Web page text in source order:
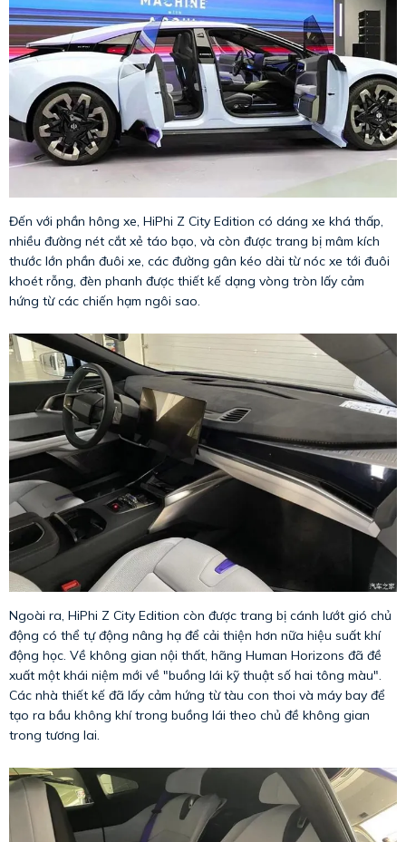
Đến với phần hông xe, HiPhi Z City Edition có dáng xe khá thấp,
nhiều đường nét cắt xẻ táo bạo, và còn được trang bị mâm kích
thước lớn phần đuôi xe, các đường gân kéo dài từ nóc xe tới đuôi
khoét rỗng, đèn phanh được thiết kế dạng vòng tròn lấy cảm
hứng từ các chiến hạm ngôi sao.
Ngoài ra, HiPhi Z City Edition còn được trang bị cánh lướt gió chủ
động có thể tự động nâng hạ để cải thiện hơn nữa hiệu suất khí
động học. Về không gian nội thất, hãng Human Horizons đã đề
xuất một khái niệm mới về "buồng lái kỹ thuật số hai tông màu".
Các nhà thiết kế đã lấy cảm hứng từ tàu con thoi và máy bay để
tạo ra bầu không khí trong buồng lái theo chủ đề không gian
trong tương lai.